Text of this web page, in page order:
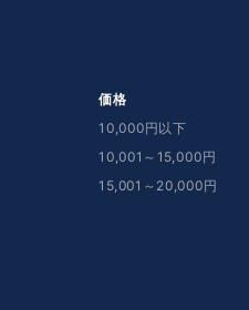
価格
10,000円以下
10,001～15,000円
15,001～20,000円